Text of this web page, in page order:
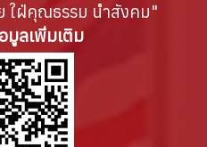
ใฝ่คุณธรรม นำสังคม"
มูลเพิ่มเติม